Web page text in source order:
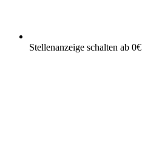
Stellenanzeige schalten ab 0€